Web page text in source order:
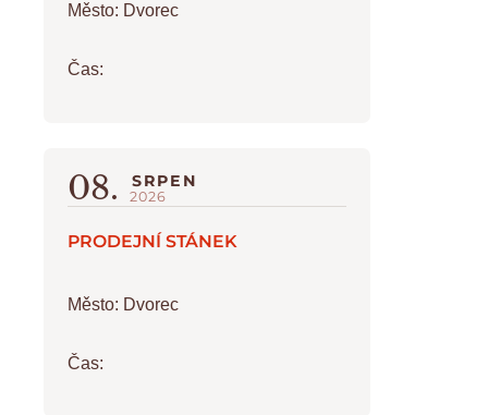
Město: Dvorec
Čas:
PRODEJNÍ STÁNEK
Město: Dvorec
Čas:
08. SRPEN
2026